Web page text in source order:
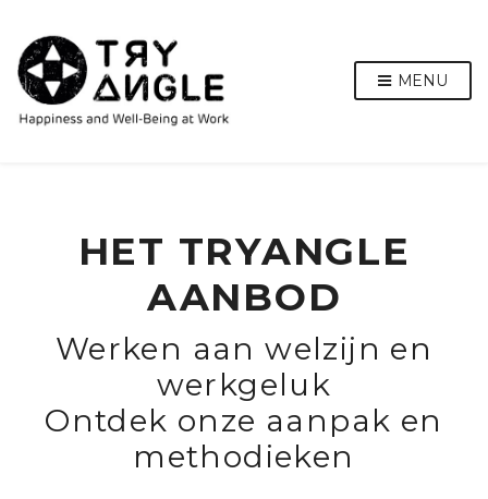
MENU
HET TRYANGLE
AANBOD
Werken aan welzijn en
werkgeluk
Ontdek onze aanpak en
methodieken